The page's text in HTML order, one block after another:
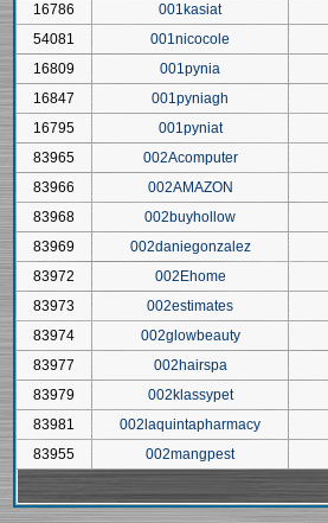
16786
001kasiat
54081
001nicocole
16809
001pynia
16847
001pyniagh
16795
001pyniat
83965
002Acomputer
83966
002AMAZON
83968
002buyhollow
83969
002daniegonzalez
83972
002Ehome
83973
002estimates
83974
002glowbeauty
83977
002hairspa
83979
002klassypet
83981
002laquintapharmacy
83955
002mangpest